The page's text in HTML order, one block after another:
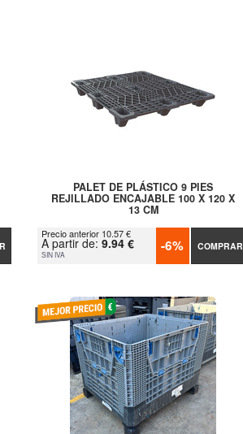
PALET DE PLÁSTICO 9 PIES
REJILLADO ENCAJABLE 100 X 120 X
13 CM
Precio anterior 10.57 €
A partir de: 9.94 €
SIN IVA -6% COMPRAR